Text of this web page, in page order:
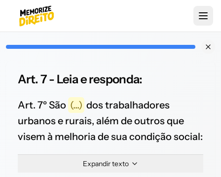
Art. 7 - Leia e responda:
Art. 7º São (...) dos trabalhadores
urbanos e rurais, além de outros que
visem à melhoria de sua condição social:
Expandir texto